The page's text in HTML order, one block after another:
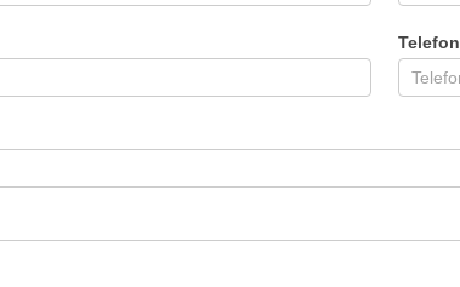
Telefon